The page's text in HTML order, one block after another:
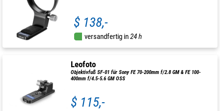
$ 138,-
versandfertig in24 h
Leofoto
Objektivfuß SF-01 für Sony FE 70-200mm f/2.8 GM & FE 100-
400mm f/4.5-5.6 GM OSS
$ 115,-